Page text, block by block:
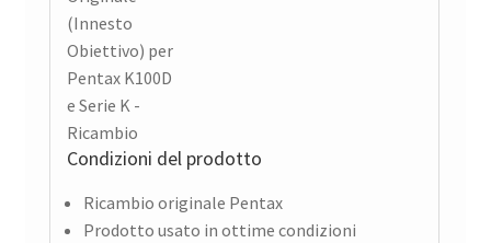
Condizioni del prodotto
Ricambio originale Pentax
Prodotto usato in ottime condizioni